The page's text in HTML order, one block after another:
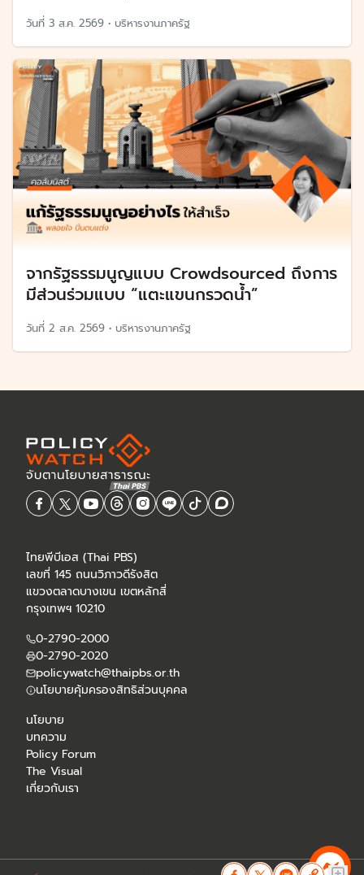
วันที่ 3 ส.ค. 2569 • บริหารงานภาครัฐ
จากรัฐธรรมนูญแบบ Crowdsourced ถึงการ
มีส่วนร่วมแบบ “แตะแขนกรวดน้ำ”
วันที่ 2 ส.ค. 2569 • บริหารงานภาครัฐ
ไทยพีบีเอส (Thai PBS)
เลขที่ 145 ถนนวิภาวดีรังสิต
แขวงตลาดบางเขน เขตหลักสี่
กรุงเทพฯ 10210
0-2790-2000
0-2790-2020
policywatch@thaipbs.or.th
นโยบายคุ้มครองสิทธิส่วนบุคคล
นโยบาย
บทความ
Policy Forum
The Visual
เกี่ยวกับเรา